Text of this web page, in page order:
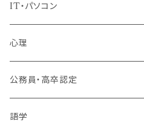
IT・パソコン
MOS（ﾏｲｸﾛｿﾌﾄｵﾌｨｽｽﾍﾟｼｬﾘｽﾄ）講座
プログラミング・Web制作入門講座
1コース受講
その他 IT・パソコン
心理
公務員・高卒認定
高卒認定講座
語学